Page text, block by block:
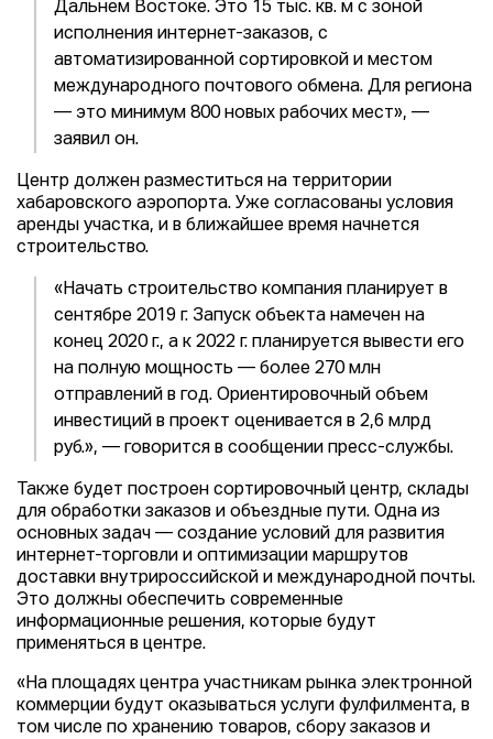
Дальнем Востоке. Это 15 тыс. кв. м с зоной
исполнения интернет-заказов, с
автоматизированной сортировкой и местом
международного почтового обмена. Для региона
— это минимум 800 новых рабочих мест», —
заявил он.
Центр должен разместиться на территории
хабаровского аэропорта. Уже согласованы условия
аренды участка, и в ближайшее время начнется
строительство.
«Начать строительство компания планирует в
сентябре 2019 г. Запуск объекта намечен на
конец 2020 г., а к 2022 г. планируется вывести его
на полную мощность — более 270 млн
отправлений в год. Ориентировочный объем
инвестиций в проект оценивается в 2,6 млрд
руб.», — говорится в сообщении пресс-службы.
Также будет построен сортировочный центр, склады
для обработки заказов и объездные пути. Одна из
основных задач — создание условий для развития
интернет-торговли и оптимизации маршрутов
доставки внутрироссийской и международной почты.
Это должны обеспечить современные
информационные решения, которые будут
применяться в центре.
«На площадях центра участникам рынка электронной
коммерции будут оказываться услуги фулфилмента, в
том числе по хранению товаров, сбору заказов и